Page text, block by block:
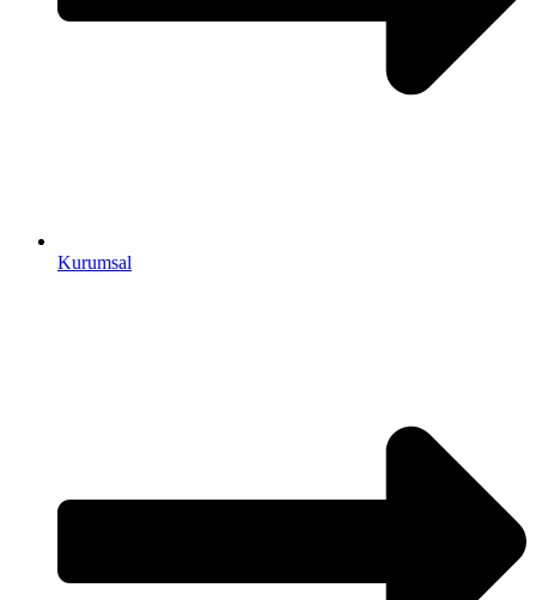
Kurumsal